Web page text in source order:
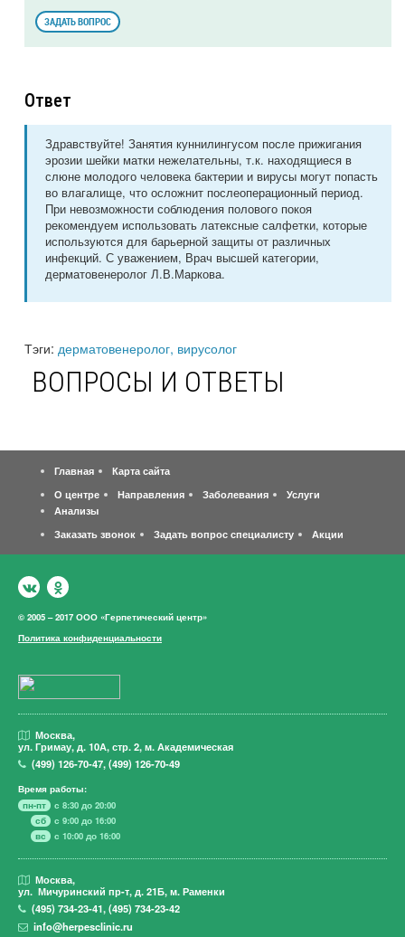
ЗАДАТЬ ВОПРОС
Ответ
Здравствуйте! Занятия куннилингусом после прижигания
эрозии шейки матки нежелательны, т.к. находящиеся в
слюне молодого человека бактерии и вирусы могут попасть
во влагалище, что осложнит послеоперационный период.
При невозможности соблюдения полового покоя
рекомендуем использовать латексные салфетки, которые
используются для барьерной защиты от различных
инфекций. С уважением, Врач высшей категории,
дерматовенеролог Л.В.Маркова.
Тэги: дерматовенеролог, вирусолог
ВОПРОСЫ И ОТВЕТЫ
Главная
Карта сайта
О центре
Направления Заболевания
Услуги
Анализы
Заказать звонок
Задать вопрос специалисту Акции
© 2005 – 2017 ООО «Герпетический центр»
Политика конфиденциальности
Москва,
ул. Гримау, д. 10А, стр. 2, м. Академическая
(499)126-70-47,(499)126-70-49
Время работы:
пн-пт
с 8:30 до 20:00
сб
с 9:00 до 16:00
вс
с 10:00 до 16:00
Москва,
ул. Мичуринский пр-т, д. 21Б, м. Раменки
(495)734-23-41,(495)734-23-42
info@herpesclinic.ru